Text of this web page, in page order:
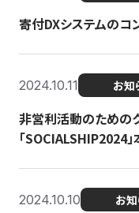
寄付DXシステムのコ
2024.10.11 お知
非営利活動のための
「SOCIALSHIP2024
2024.10.10 お